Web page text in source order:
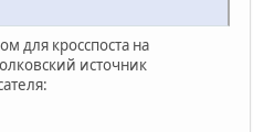
для кросспоста на
источник